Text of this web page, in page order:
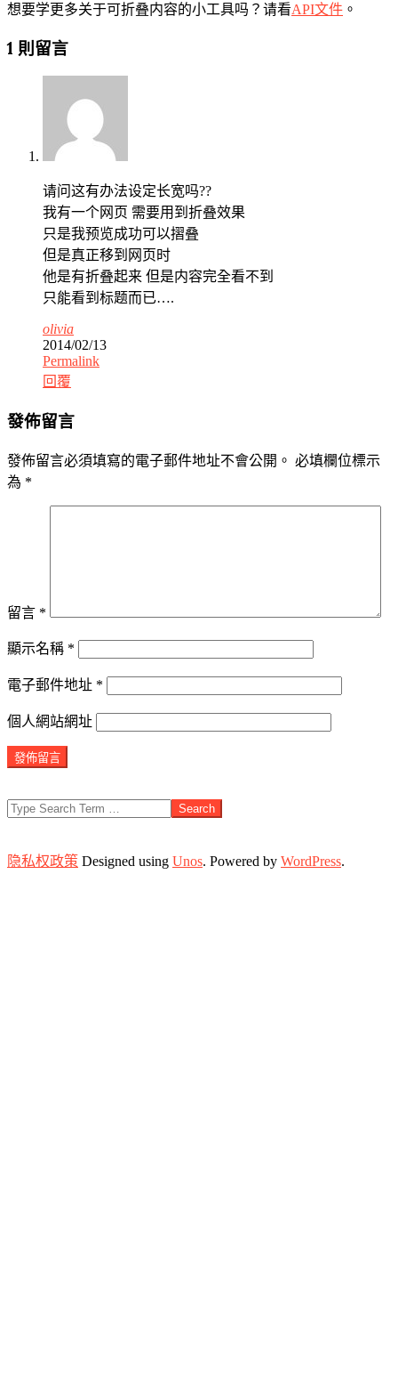
想要学更多关于可折叠内容的小工具吗？请看API文件 。
2013-
09-
1 則留言
请问这有办法设定长宽吗??
我有一个网页 需要用到折叠效果
只是我预览成功可以摺叠
但是真正移到网页时
他是有折叠起来 但是内容完全看不到
只能看到标题而已….
olivia
2014/02/13
Permalink
回覆
發佈留言
發佈留言必須填寫的電子郵件地址不會公開。 必填欄位標示
為 *
留言 *
顯示名稱 *
電子郵件地址 *
個人網站網址
Search
隐私权政策 Designed using Unos. Powered by WordPress.